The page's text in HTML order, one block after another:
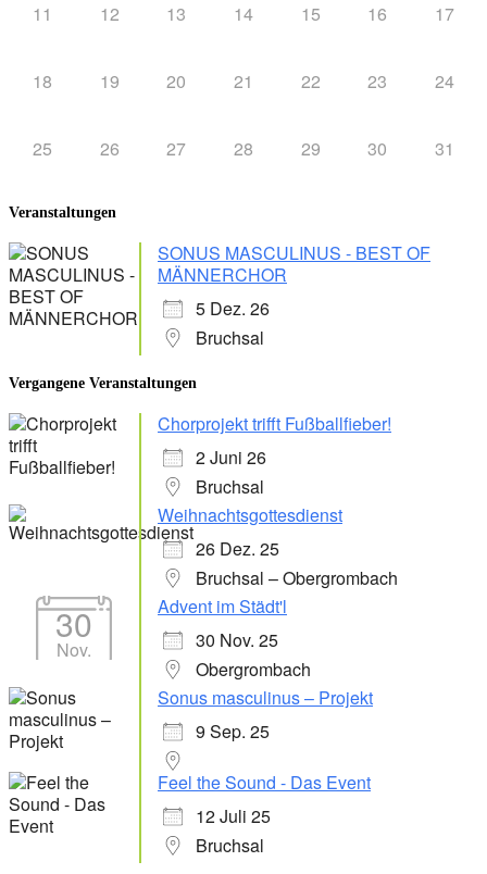
11 12 13 14 15 16 17
18 19 20 21 22 23 24
25 26 27 28 29 30 31
Veranstaltungen
SONUS MASCULINUS - BEST OF
MÄNNERCHOR
5 Dez. 26
Bruchsal
Vergangene Veranstaltungen
Chorprojekt trifft Fußballfieber!
2 Juni 26
Bruchsal
Weihnachtsgottesdienst
26 Dez. 25
Bruchsal – Obergrombach
30
Nov.
Advent im Städt'l
30 Nov. 25
Obergrombach
Sonus masculinus – Projekt
9 Sep. 25
Feel the Sound - Das Event
12 Juli 25
Bruchsal